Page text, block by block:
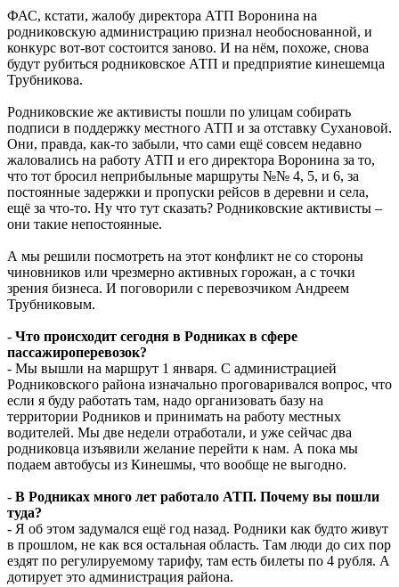
ФАС, кстати, жалобу директора АТП Воронина на
родниковскую администрацию признал необоснованной, и
конкурс вот-вот состоится заново. И на нём, похоже, снова
будут рубиться родниковское АТП и предприятие кинешемца
Трубникова.
Родниковские же активисты пошли по улицам собирать
подписи в поддержку местного АТП и за отставку Сухановой.
Они, правда, как-то забыли, что сами ещё совсем недавно
жаловались на работу АТП и его директора Воронина за то,
что тот бросил неприбыльные маршруты №№ 4, 5, и 6, за
постоянные задержки и пропуски рейсов в деревни и села,
ещё за что-то. Ну что тут сказать? Родниковские активисты –
они такие непостоянные.
А мы решили посмотреть на этот конфликт не со стороны
чиновников или чрезмерно активных горожан, а с точки
зрения бизнеса. И поговорили с перевозчиком Андреем
Трубниковым.
- Что происходит сегодня в Родниках в сфере
пассажироперевозок?
- Мы вышли на маршрут 1 января. С администрацией
Родниковского района изначально проговаривался вопрос, что
если я буду работать там, надо организовать базу на
территории Родников и принимать на работу местных
водителей. Мы две недели отработали, и уже сейчас два
родниковца изъявили желание перейти к нам. А пока мы
подаем автобусы из Кинешмы, что вообще не выгодно.
- В Родниках много лет работало АТП. Почему вы пошли
туда?
- Я об этом задумался ещё год назад. Родники как будто живут
в прошлом, не как вся остальная область. Там люди до сих пор
ездят по регулируемому тарифу, там есть билеты по 4 рубля. А
дотирует это администрация района.